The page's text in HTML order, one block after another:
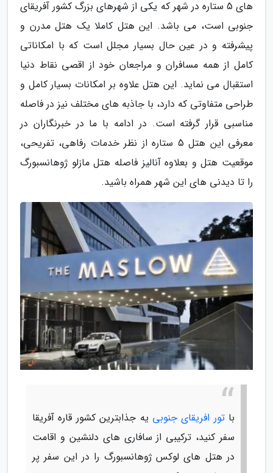
های 5 ستاره در شهر که یکی از شهرهای بزرگ کشور آفریقای
جنوبی است، می باشد. این هتل کاملا یک هتل مدرن و
پیشرفته و در عین حال بسیار مجلل است که با امکاناتی
کامل از همه مسافران و مراجعان خود از اقصی نقاط دنیا
استقبال می نماید. این هتل علاوه بر امکانات بسیار کامل و
طراحی متفاوتی که دارد، با جاذبه های مختلف نیز در فاصله
مناسبی قرار گرفته است. در ادامه با ما در خبرنگاران در
معرفی این هتل 5 ستاره از نظر خدمات رفاهی، تفریحی،
موقعیت هتل و بعلاوه آنالیز فاصله هتل مازلو ژوهانسبورگ
را تا دیدنی های این شهر همراه باشید.
باتور افریقای جنوبی یه جذابترین کشور قاره آفریقا
سفر کنید، ترکیبی از سافاری های دلنشین و اقامت
در هتل های لوکس ژوهانسبورگ را در این سفر پر